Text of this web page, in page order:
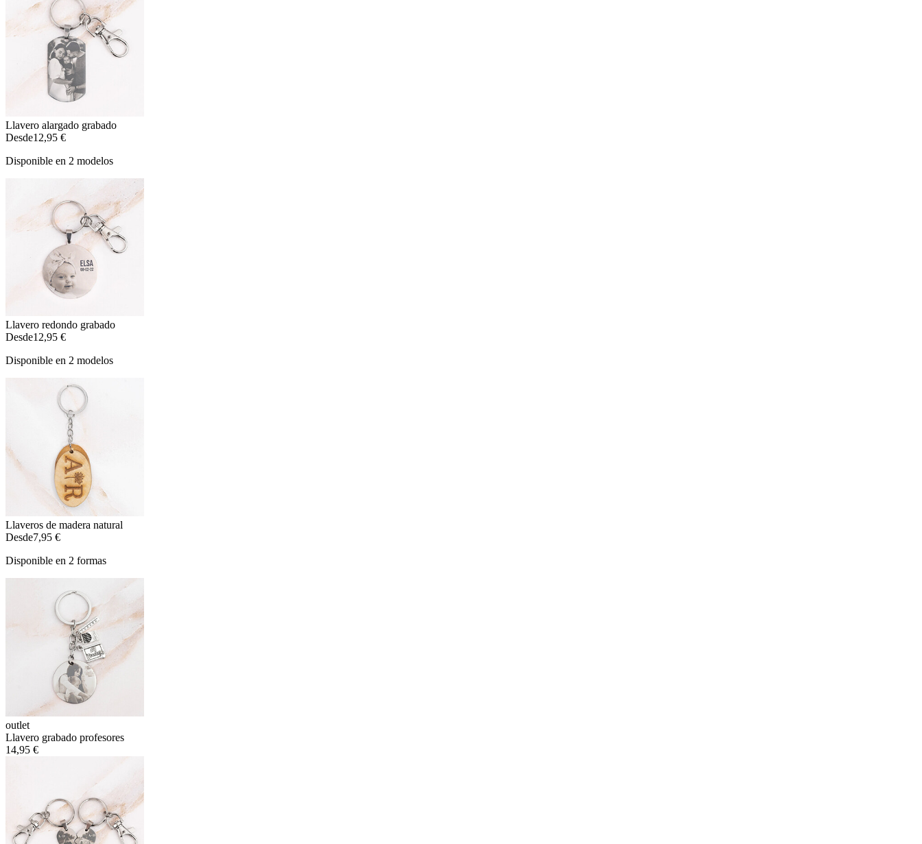
Llavero alargado grabado
Desde12,95 €
Disponible en 2 modelos
Llavero redondo grabado
Desde12,95 €
Disponible en 2 modelos
Llaveros de madera natural
Desde7,95 €
Disponible en 2 formas
outlet
Llavero grabado profesores
14,95 €